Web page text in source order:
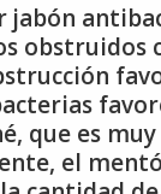
jabón
obstruidos
que es
el